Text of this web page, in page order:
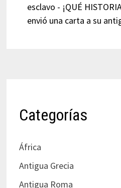
esclavo - ¡QUÉ
envió una carta a su
Categorías
África
Antigua Grecia
Antigua Roma